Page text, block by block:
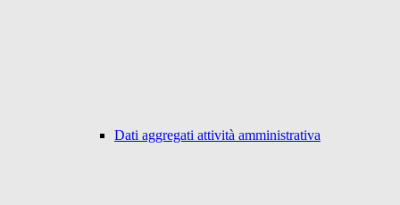
Dati aggregati attività amministrativa